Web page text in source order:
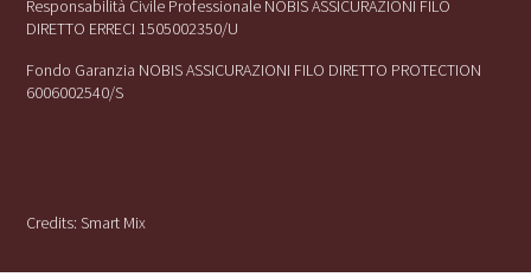
Responsabilità Civile Professionale NOBIS ASSICURAZIONI FILO
DIRETTO ERRECI 1505002350/U
Fondo Garanzia NOBIS ASSICURAZIONI FILO DIRETTO PROTECTION
6006002540/S
Credits:Smart Mix